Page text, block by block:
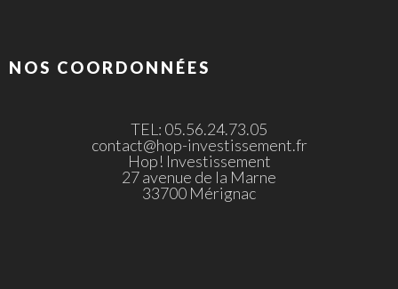
NOS COORDONNÉES
TEL: 05.56.24.73.05
contact@hop-investissement.fr
Hop! Investissement
27 avenue de la Marne
33700 Mérignac